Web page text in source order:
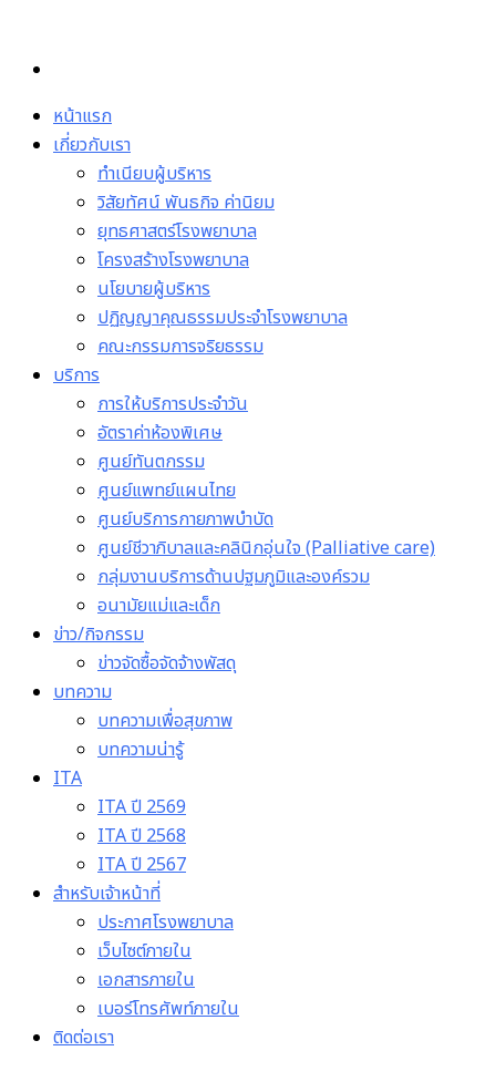
content
หน้าแรก
เกี่ยวกับเรา
ทำเนียบผู้บริหาร
วิสัยทัศน์ พันธกิจ ค่านิยม
ยุทธศาสตร์โรงพยาบาล
โครงสร้างโรงพยาบาล
นโยบายผู้บริหาร
ปฏิญญาคุณธรรมประจำโรงพยาบาล
คณะกรรมการจริยธรรม
บริการ
การให้บริการประจำวัน
อัตราค่าห้องพิเศษ
ศูนย์ทันตกรรม
ศูนย์แพทย์แผนไทย
ศูนย์บริการกายภาพบำบัด
ศูนย์ชีวาภิบาลและคลินิกอุ่นใจ (Palliative care)
กลุ่มงานบริการด้านปฐมภูมิและองค์รวม
อนามัยแม่และเด็ก
ข่าว/กิจกรรม
ข่าวจัดซื้อจัดจ้างพัสดุ
บทความ
บทความเพื่อสุขภาพ
บทความน่ารู้
ITA
ITA ปี 2569
ITA ปี 2568
ITA ปี 2567
สำหรับเจ้าหน้าที่
ประกาศโรงพยาบาล
เว็บไซต์ภายใน
เอกสารภายใน
เบอร์โทรศัพท์ภายใน
ติดต่อเรา